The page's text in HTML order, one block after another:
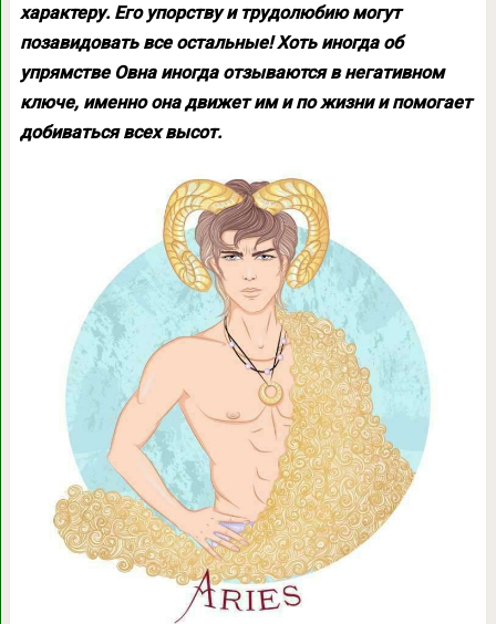
характеру. Его упорству и трудолюбию могут
позавидовать все остальные! Хоть иногда об
упрямстве Овна иногда отзываются в негативном
ключе, именно она движет им и по жизни и помогает
добиваться всех высот.